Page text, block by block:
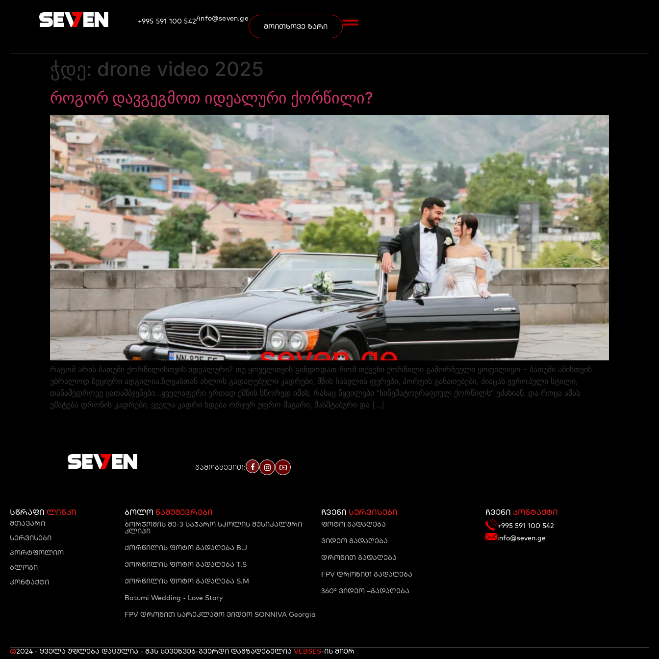
+995 591 100 542/info@seven.ge
მოითხოვე ზარი
ჭდე: drone video 2025
როგორ დავგეგმოთ იდეალური ქორწილი?
რატომ არის ბათუმი ქორწილისთვის იდეალური? თუ ყოველთვის გინდოდათ რომ თქვენი ქორწილი გამორჩეული ყოფილიყო – ბათუმი ამისთვის
უბრალოდ ზეციური ადგილია.ზღვასთან ახლოს გადაღებული კადრები, მზის ჩასვლის ფერები, პორტის განათებები, პიაცას ევროპული სტილი,
თანამედროვე ცათამბჯენები…ყველაფერი ერთად ქმნის სწორედ იმას, რასაც წყვილები “სინემატოგრაფიულ ქორწილს“ ეძახიან. და როცა ამას
ემატება დრონის კადრები, ყველა კადრი ხდება ორჯერ უფრო მაგარი, მასშტაბური და […]
გამოგყევით:
სწრაფი ლინკი
მთავარი
სერვისები
პორტფოლიო
ბლოგი
კონტაქტი
ბოლო ნამუშევრები
ბორჯომის მე-3 საჯარო სკოლის მუსიკალური
კლიპი
ქორწილის ფოტო გადაღება B.J
ქორწილის ფოტო გადაღება T.S
ქორწილის ფოტო გადაღება S.M
Batumi Wedding • Love Story
FPV დრონით სარეკლამო ვიდეო SONNIVA Georgia
ჩვენი სერვისები
ფოტო გადაღება
ვიდეო გადაღება
დრონით გადაღება
FPV დრონით გადაღება
360° ვიდეო –გადაღება
ჩვენი კონტაქტი
+995 591 100 542
info@seven.ge
©2024 - ყველა უფლება დაცულია - შპს სევენვებ-გვერდი დამზადებულია VEBSES-ის მიერ